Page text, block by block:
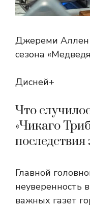
Джереми Аллен
сезона
Дисней+
Что
«Чикаго
последствия
Главной
неуверенность
важных газет